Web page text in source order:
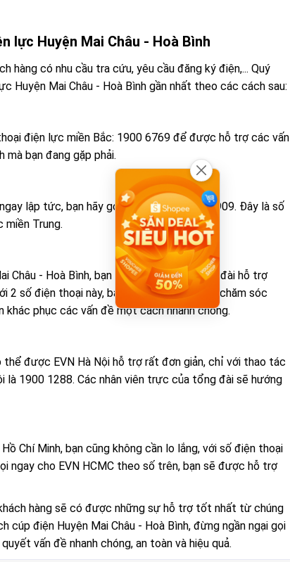
lực Huyện Mai Châu - Hoà Bình
hàng có nhu cầu tra cứu, yêu cầu đăng ký điện,... Quý
Huyện Mai Châu - Hoà Bình gần nhất theo các cách sau:
điện lực miền Bắc: 1900 6769 để được hỗ trợ các vấn
mà bạn đang gặp phải.
lập tức, bạn hãy gọi ngay tới số 1900 1909. Đây là số
Trung.
Châu - Hoà Bình, bạn có thể gọi ngay tổng đài hỗ trợ
số điện thoại này, bạn sẽ được nhân viên chăm sóc
khác phục các vấn đề một cách nhanh chóng.
thể được EVN Hà Nội hỗ trợ rất đơn giản, chỉ với thao tác
là 1900 1288. Các nhân viên trực của tổng đài sẽ hướng
Chí Minh, bạn cũng không cần lo lắng, với số điện thoại
ngay cho EVN HCMC theo số trên, bạn sẽ được hỗ trợ
hàng sẽ có được những sự hỗ trợ tốt nhất từ chúng
điện Huyện Mai Châu - Hoà Bình, đừng ngần ngại gọi
vấn đề nhanh chóng, an toàn và hiệu quả.